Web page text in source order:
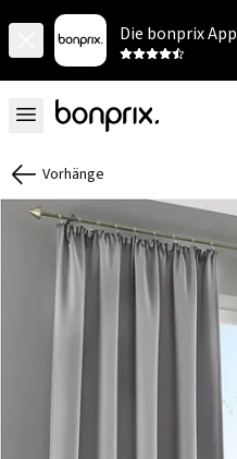
Die bonprix App
Vorhänge